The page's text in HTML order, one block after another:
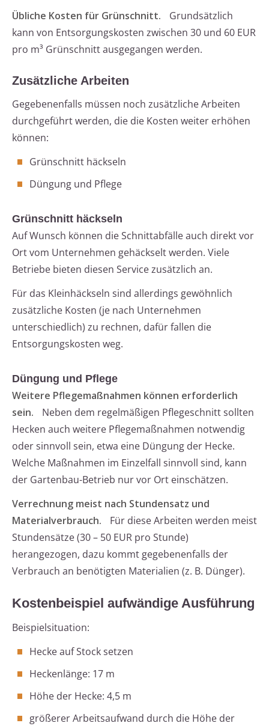
Übliche Kosten für Grünschnitt.
Grundsätzlich
kann von Entsorgungskosten zwischen 30 und 60 EUR
pro m³ Grünschnitt ausgegangen werden.
Zusätzliche Arbeiten
Gegebenenfalls müssen noch zusätzliche Arbeiten
durchgeführt werden, die die Kosten weiter erhöhen
können:
Grünschnitt häckseln
Düngung und Pflege
Grünschnitt häckseln
Auf Wunsch können die Schnittabfälle auch direkt vor
Ort vom Unternehmen gehäckselt werden. Viele
Betriebe bieten diesen Service zusätzlich an.
Für das Kleinhäckseln sind allerdings gewöhnlich
zusätzliche Kosten (je nach Unternehmen
unterschiedlich) zu rechnen, dafür fallen die
Entsorgungskosten weg.
Düngung und Pflege
Weitere Pflegemaßnahmen können erforderlich
sein.
Neben dem regelmäßigen Pflegeschnitt sollten
Hecken auch weitere Pflegemaßnahmen notwendig
oder sinnvoll sein, etwa eine Düngung der Hecke.
Welche Maßnahmen im Einzelfall sinnvoll sind, kann
der Gartenbau-Betrieb nur vor Ort einschätzen.
Verrechnung meist nach Stundensatz und
Materialverbrauch.
Für diese Arbeiten werden meist
Stundensätze (30 – 50 EUR pro Stunde)
herangezogen, dazu kommt gegebenenfalls der
Verbrauch an benötigten Materialien (z. B. Dünger).
Kostenbeispiel aufwändige Ausführung
Beispielsituation:
Hecke auf Stock setzen
Heckenlänge: 17 m
Höhe der Hecke: 4,5 m
größerer Arbeitsaufwand durch die Höhe der